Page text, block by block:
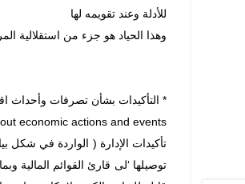
للأدلة وعند تقويمه لها
وهذا الحياد هو جزء من استقلالية
* التأكيدات بشأن تصرفات وأحداث
economic actions and events
تأكيدات الإدارة ( الواردة في شكل
توصيلها ‘لى قارئ القوائم المالية